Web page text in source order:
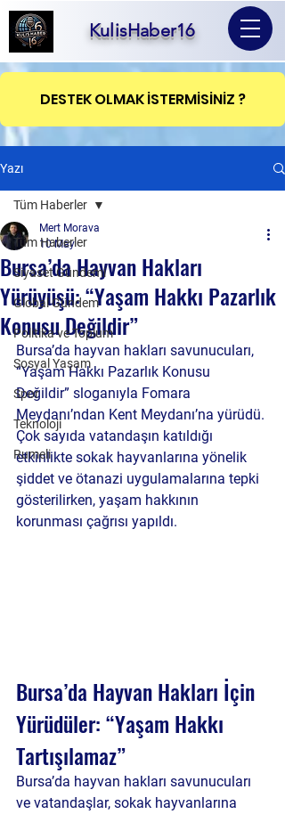
KulisHaber16
DESTEK OLMAK İSTERMİSİNİZ ?
Yazı
Tüm Haberler
Siyaset Gündemi
Global Gündem
Politika ve Toplum
Sosyal Yaşam
Spor
Teknoloji
Rumeli
Tüm Haberler
Bursa’da Hayvan Hakları
Yürüyüşü: “Yaşam Hakkı Pazarlık
Konusu Değildir”
Mert Morava
10 May
Bursa’da hayvan hakları savunucuları,
“Yaşam Hakkı Pazarlık Konusu
Değildir” sloganıyla Fomara
Meydanı’ndan Kent Meydanı’na yürüdü.
Çok sayıda vatandaşın katıldığı
etkinlikte sokak hayvanlarına yönelik
şiddet ve ötanazi uygulamalarına tepki
gösterilirken, yaşam hakkının
korunması çağrısı yapıldı.
Bursa’da Hayvan Hakları İçin
Yürüdüler: “Yaşam Hakkı
Tartışılamaz”
Bursa’da hayvan hakları savunucuları
ve vatandaşlar, sokak hayvanlarına